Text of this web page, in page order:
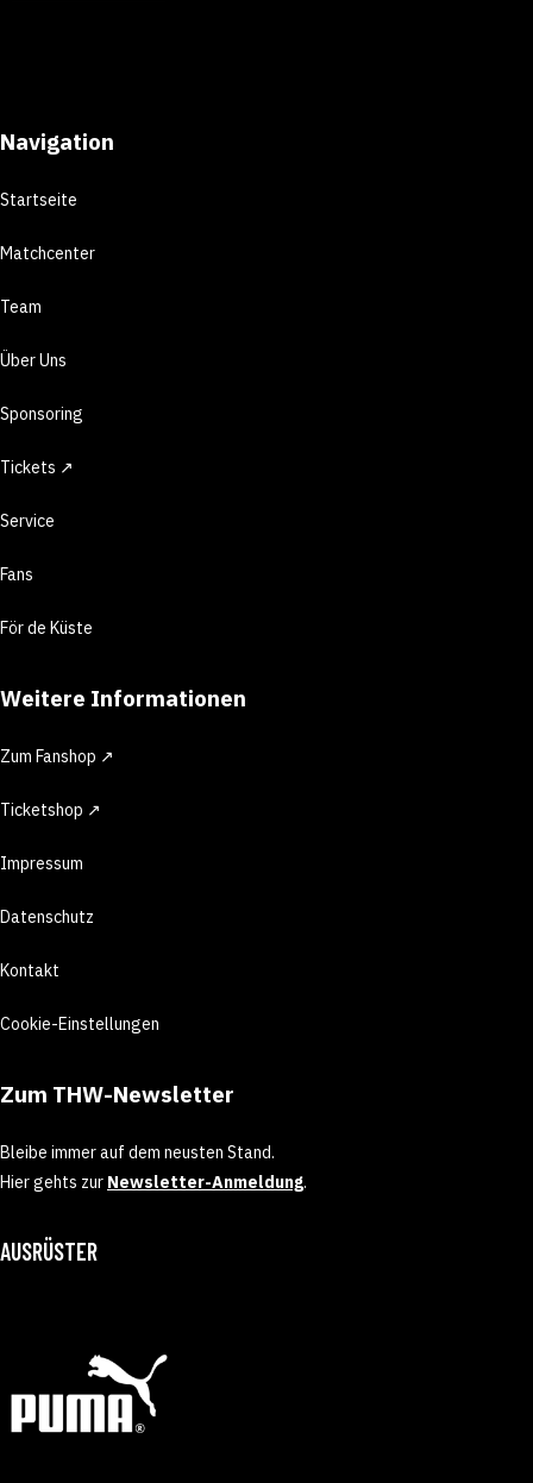
Navigation
Startseite
Matchcenter
Team
Über Uns
Sponsoring
Tickets ↗
Service
Fans
För de Küste
Weitere Informationen
Zum Fanshop ↗
Ticketshop ↗
Impressum
Datenschutz
Kontakt
Cookie-Einstellungen
Zum THW-Newsletter
Bleibe immer auf dem neusten Stand.
Hier gehts zur Newsletter-Anmeldung.
AUSRÜSTER